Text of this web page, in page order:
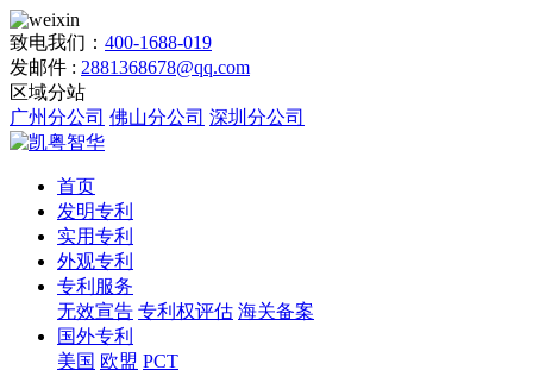
致电我们： 400-1688-019
发邮件 : 2881368678@qq.com
区域分站
广州分公司 佛山分公司 深圳分公司
首页
发明专利
实用专利
外观专利
专利服务
无效宣告 专利权评估 海关备案
国外专利
美国 欧盟 PCT